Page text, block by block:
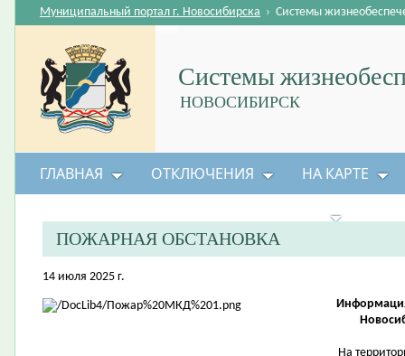
Системы
НОВОСИБИРСК
Муниципальный портал г. Новосибирска › Системы
ГЛАВНАЯ ОТКЛЮЧЕНИЯ НА КАРТЕ
ПОЖАРНАЯ ОБСТАНОВКА
14 июля 2025 г.
На